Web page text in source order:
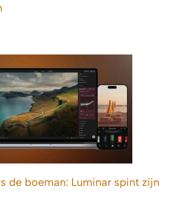
de boeman: Luminar spint zijn